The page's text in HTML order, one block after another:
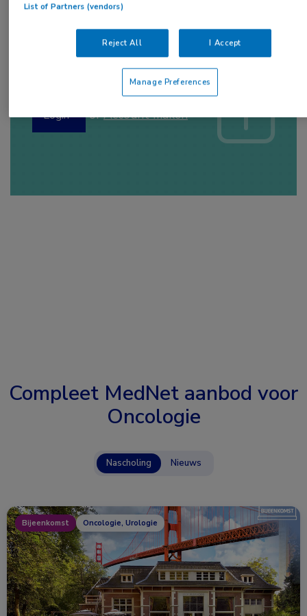
Log hier in om volledige
toegang te krijgen.
Login ofAccount maken
Compleet MedNet aanbod voor
Oncologie
Nascholing Nieuws
Bijeenkomst Oncologie, Urologie
List of Partners (vendors)
Reject All I Accept
Manage Preferences